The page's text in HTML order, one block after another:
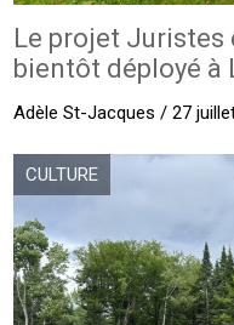
Le projet Juristes
bientôt déployé à
Adèle St-Jacques / 27
CULTURE